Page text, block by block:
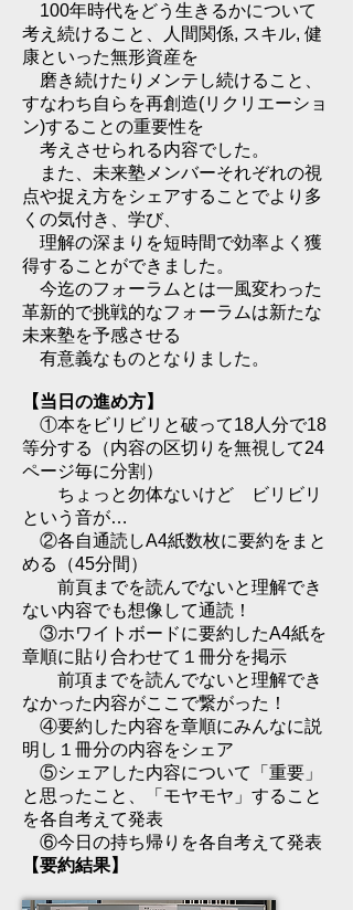
100年時代をどう生きるかについて
考え続けること、人間関係, スキル, 健
康といった無形資産を
磨き続けたりメンテし続けること、
すなわち自らを再創造(リクリエーショ
ン)することの重要性を
考えさせられる内容でした。
また、未来塾メンバーそれぞれの視
点や捉え方をシェアすることでより多
くの気付き、学び、
理解の深まりを短時間で効率よく獲
得することができました。
今迄のフォーラムとは一風変わった
革新的で挑戦的なフォーラムは新たな
未来塾を予感させる
有意義なものとなりました。
【当日の進め方】
①本をビリビリと破って18人分で18
等分する（内容の区切りを無視して24
ページ毎に分割）
ちょっと勿体ないけど ビリビリ
という音が…
②各自通読しA4紙数枚に要約をまと
める（45分間）
前頁までを読んでないと理解でき
ない内容でも想像して通読！
③ホワイトボードに要約したA4紙を
章順に貼り合わせて１冊分を掲示
前項までを読んでないと理解でき
なかった内容がここで繋がった！
④要約した内容を章順にみんなに説
明し１冊分の内容をシェア
⑤シェアした内容について「重要」
と思ったこと、「モヤモヤ」すること
を各自考えて発表
⑥今日の持ち帰りを各自考えて発表
【要約結果】